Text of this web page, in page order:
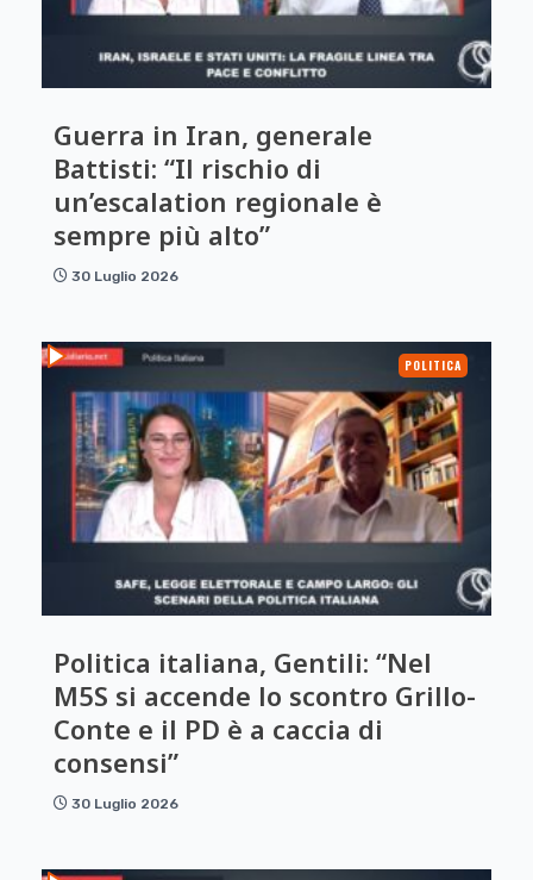
Guerra in Iran, generale
Battisti: “Il rischio di
un’escalation regionale è
sempre più alto”
30 Luglio 2026
POLITICA
Politica italiana, Gentili: “Nel
M5S si accende lo scontro Grillo-
Conte e il PD è a caccia di
consensi”
30 Luglio 2026